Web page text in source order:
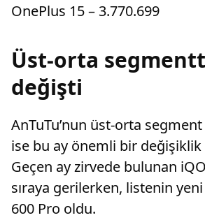
OnePlus 15 – 3.770.699
Üst-orta
değişti
AnTuTu’nun üst-orta segment
ise bu ay önemli bir değişiklik
Geçen ay zirvede bulunan
sıraya gerilerken, listenin
600 Pro oldu.